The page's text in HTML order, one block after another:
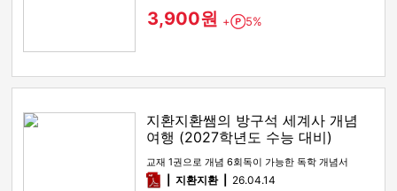
3,900원 + Point
5%
지환지환쌤의 방구석 세계사 개념
여행 (2027학년도 수능 대비)
교재 1권으로 개념 6회독이 가능한 독학 개념서
pdf지환지환 26.04.14